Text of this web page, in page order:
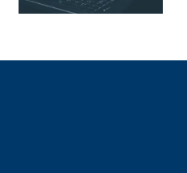
dati in